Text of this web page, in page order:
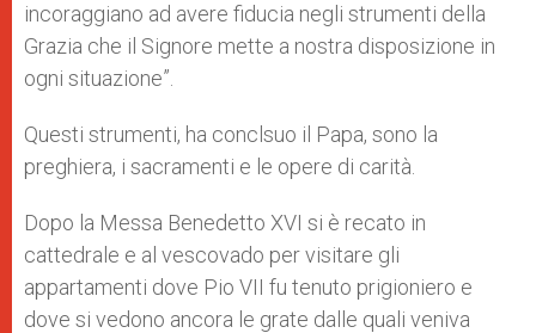
incoraggiano ad avere fiducia negli strumenti della
Grazia che il Signore mette a nostra disposizione in
ogni situazione”.
Questi strumenti, ha conclsuo il Papa, sono la
preghiera, i sacramenti e le opere di carità.
Dopo la Messa Benedetto XVI si è recato in
cattedrale e al vescovado per visitare gli
appartamenti dove Pio VII fu tenuto prigioniero e
dove si vedono ancora le grate dalle quali veniva